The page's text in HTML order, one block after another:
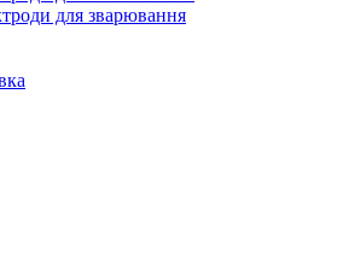
для зварювання